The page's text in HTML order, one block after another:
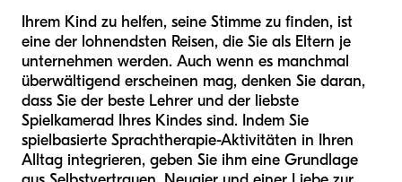
Ihrem Kind zu helfen, seine Stimme zu finden, ist
eine der lohnendsten Reisen, die Sie als Eltern je
unternehmen werden. Auch wenn es manchmal
überwältigend erscheinen mag, denken Sie daran,
dass Sie der beste Lehrer und der liebste
Spielkamerad Ihres Kindes sind. Indem Sie
spielbasierte Sprachtherapie-Aktivitäten in Ihren
Alltag integrieren, geben Sie ihm eine Grundlage